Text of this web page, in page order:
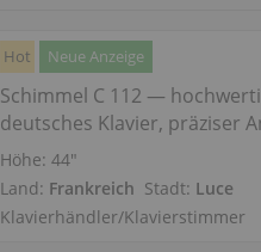
Hot Neue Anzeige
Schimmel C 112 —
deutsches Klavier, präziser
Höhe:44″
Land: Frankreich Stadt: Luce
Klavierhändler/Klavierstimmer